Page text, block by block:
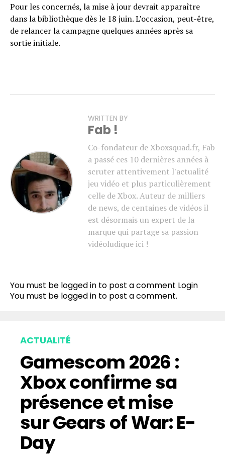
Pour les concernés, la mise à jour devrait apparaître
dans la bibliothèque dès le 18 juin. L’occasion, peut-être,
de relancer la campagne quelques années après sa
sortie initiale.
WRITTEN BY
Fab !
Co-fondateur de Xboxsquad.fr, Fab
a passé ces 10 dernières années à
scruter attentivement l'actualité
jeu vidéo et plus particulièrement
celle de Xbox. Auteur de milliers
de news, de centaines de vidéos il
est désormais un expert de la
marque qui partage sa passion
vidéoludique ici !
You must be logged in to post a comment Login
You must be logged in to post a comment.
ACTUALITÉ
Gamescom 2026 :
Xbox confirme sa
présence et mise
sur Gears of War: E-
Day